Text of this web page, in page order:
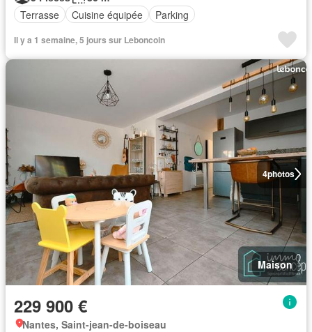
Terrasse
Cuisine équipée Parking
Il y a 1 semaine, 5 jours sur Leboncoin
4photos
Maison
229 900 €
Nantes, Saint-jean-de-boiseau